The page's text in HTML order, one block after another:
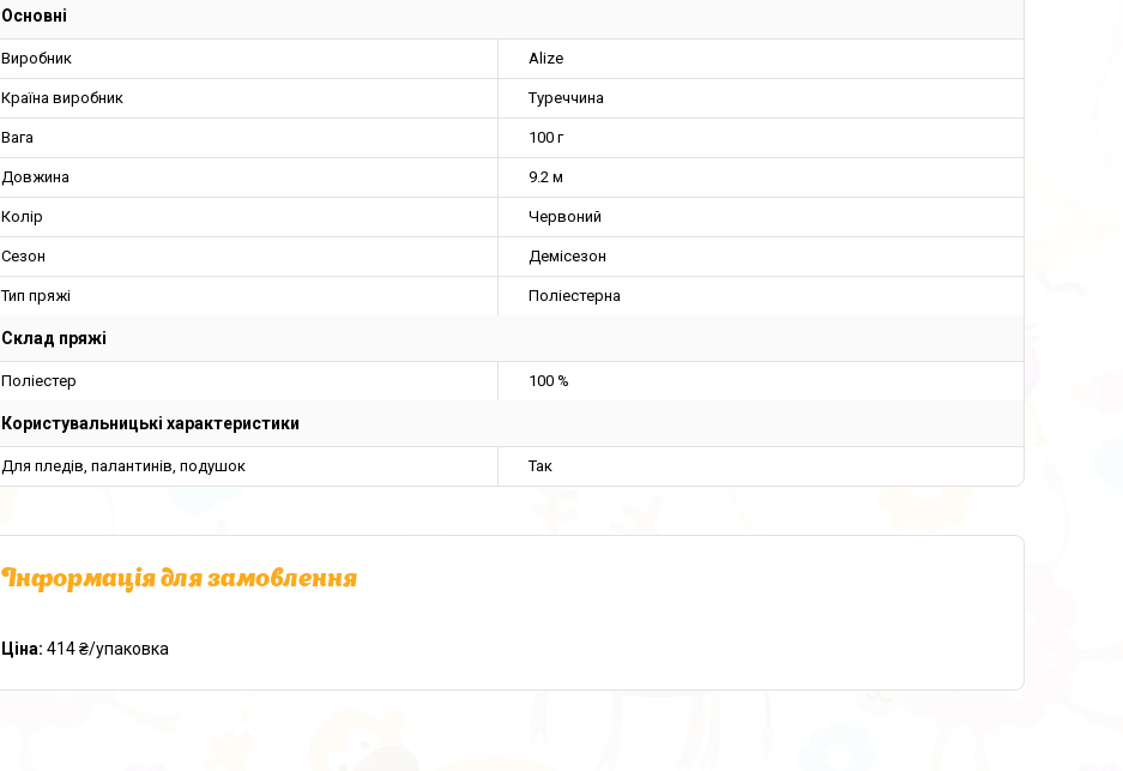
Основні
Виробник Alize
Країна виробник Туреччина
Вага 100 г
Довжина 9.2 м
Колір Червоний
Сезон Демісезон
Тип пряжі Поліестерна
Склад пряжі
Поліестер 100 %
Користувальницькі характеристики
Для пледів, палантинів, подушок Так
Інформація для замовлення
Ціна: 414 ₴/упаковка